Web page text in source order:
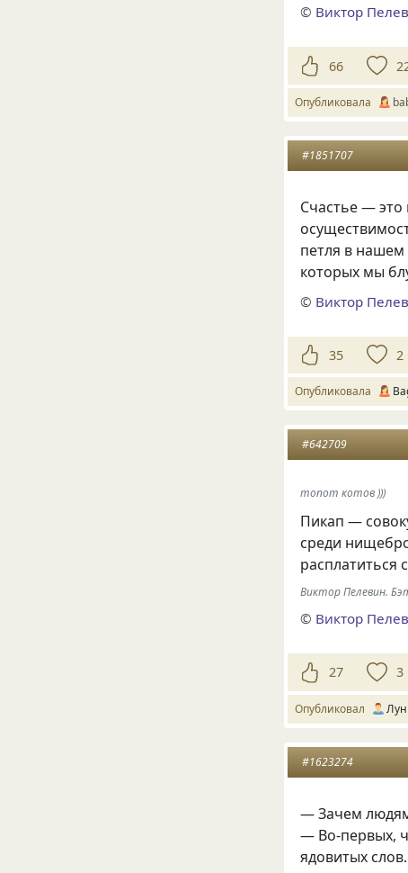
© Виктор
66
Опубликовала
#1851707
Счастье — это
петля в нашем
которых мы
© Виктор
35 2
Опубликовала
#642709
топот котов )))
Пикап —
среди
расплатиться
Виктор Пелевин.
© Виктор
27 3
Опубликовал
#1623274
— Зачем
— Во-первых,
ядовитых